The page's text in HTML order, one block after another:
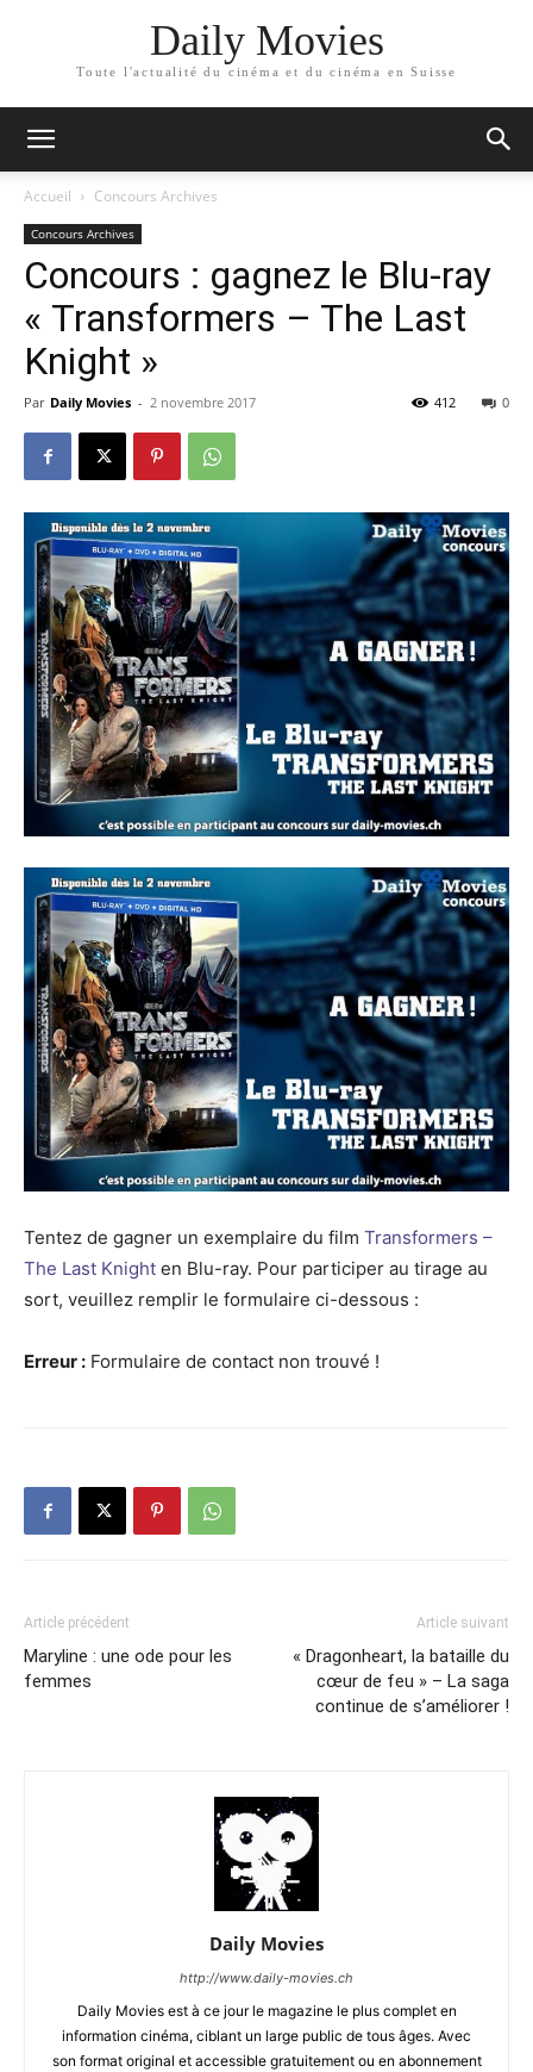
Daily Movies
Toute l'actualité du cinéma et du cinéma en Suisse
Accueil Concours Archives
Concours Archives
Concours : gagnez le Blu-ray
« Transformers – The Last
Knight »
Par Daily Movies - 2 novembre 2017 0
412
Tentez de gagner un exemplaire du film Transformers –
The Last Knight en Blu-ray. Pour participer au tirage au
sort, veuillez remplir le formulaire ci-dessous :
Erreur : Formulaire de contact non trouvé !
Article précédent
Maryline : une ode pour les
femmes
Article suivant
« Dragonheart, la bataille du
cœur de feu » – La saga
continue de s’améliorer !
Daily Movies
http://www.daily-movies.ch
Daily Movies est à ce jour le magazine le plus complet en
information cinéma, ciblant un large public de tous âges. Avec
son format original et accessible gratuitement ou en abonnement